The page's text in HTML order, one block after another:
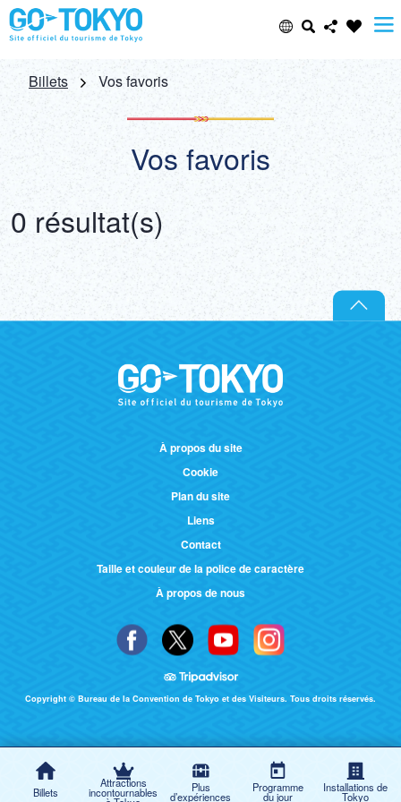
Select Language
日本語
ENGLISH
中文(简体)
中文(繁體/正體)
한글
Share this page
Email
Copy URL
Billets
Attractions
incontournables Plus
d’expériences
Programme
du jour
Installations de
Tokyo
Billets Vos favoris
Vos favoris
0 résultat(s)
À propos du site
Cookie
Plan du site
Liens
Contact
Taille et couleur de la police de caractère
À propos de nous
Copyright © Bureau de la Convention de Tokyo et des Visiteurs. Tous droits réservés.